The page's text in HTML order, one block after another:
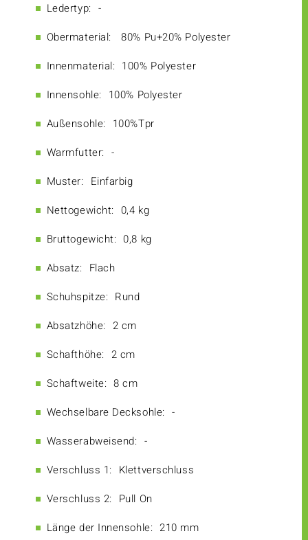
Ledertyp: -
Obermaterial:
80% Pu+20% Polyester
Innenmaterial: 100% Polyester
Innensohle: 100% Polyester
Außensohle: 100%Tpr
Warmfutter: -
Muster: Einfarbig
Nettogewicht: 0,4 kg
Bruttogewicht: 0,8 kg
Absatz: Flach
Schuhspitze: Rund
Absatzhöhe: 2 cm
Schafthöhe: 2 cm
Schaftweite: 8 cm
Wechselbare Decksohle: -
Wasserabweisend: -
Verschluss 1: Klettverschluss
Verschluss 2: Pull On
Länge der Innensohle: 210 mm